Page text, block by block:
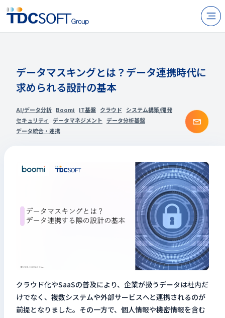
企業情報
採用
IR情報
ニュース
JP EN
閉じる
データマスキングとは？データ連携時代に
求められる設計の基本
AI/データ分析 Boomi IT基盤 クラウド
システム構築/開発
セキュリティ
データマネジメント データ分析基盤
データ統合・連携
クラウド化やSaaSの普及により、企業が扱うデータは社内だ
けでなく、複数システムや外部サービスへと連携されるのが
前提となりました。その一方で、個人情報や機密情報を含む